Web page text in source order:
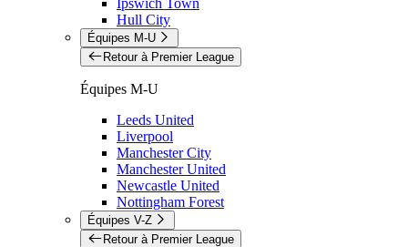
Hull City
Équipes M-U
Retour à Premier League
Équipes M-U
Leeds United
Liverpool
Manchester City
Manchester United
Newcastle United
Nottingham Forest
Équipes V-Z
Retour à Premier League